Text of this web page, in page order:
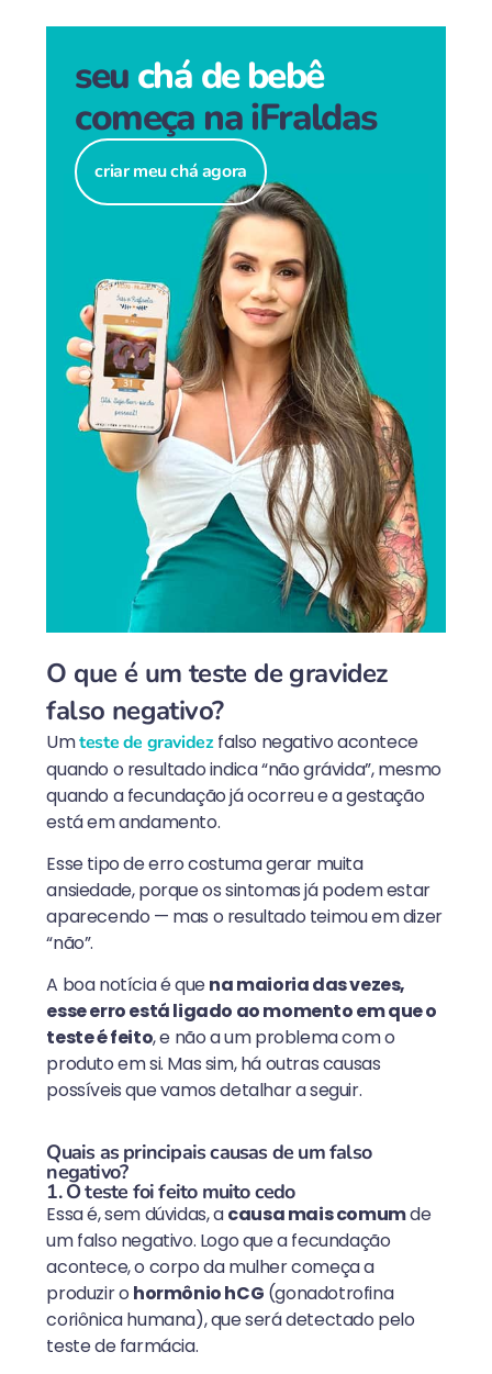
seuchá de bebê
começa na iFraldas
criar meu chá agora
O que é um teste de gravidez
falso negativo?
Umteste de gravidezfalso negativo acontece
quando o resultado indica “não grávida”, mesmo
quando a fecundação já ocorreu e a gestação
está em andamento.
Esse tipo de erro costuma gerar muita
ansiedade, porque os sintomas já podem estar
aparecendo — mas o resultado teimou em dizer
“não”.
A boa notícia é quena maioria das vezes,
esse erro está ligado ao momento em que o
teste é feito, e não a um problema com o
produto em si. Mas sim, há outras causas
possíveis que vamos detalhar a seguir.
Quais as principais causas de um falso
negativo?
1. O teste foi feito muito cedo
Essa é, sem dúvidas, acausa mais comumde
um falso negativo. Logo que a fecundação
acontece, o corpo da mulher começa a
produzir o hormônio hCG (gonadotrofina
coriônica humana), que será detectado pelo
teste de farmácia.